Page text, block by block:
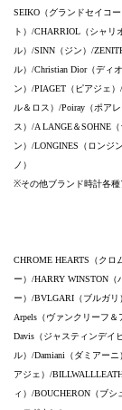
SEIKO（グランドセイコ
ト）/CHARRIOL（シャリ
ル）/SINN（ジン）/
ル）/Christian Dior（ディ
ン）/PIAGET（ピアジェ
ル＆ロス）/Poiray（ポア
ス）/A LANGE＆SOHNE
ン）/LONGINES（ロンジ
ノ）
※その他ブランド時計各種
CHROME HEARTS（クロ
ー）/HARRY WINSTON
ー）/BVLGARI（ブルガリ
Arpels（ヴァンクリーフ
Davis（ジャスティンデイ
ル）/Damiani（ダミアー
アジェ）/
ィ）/BOUCHERON（ブ